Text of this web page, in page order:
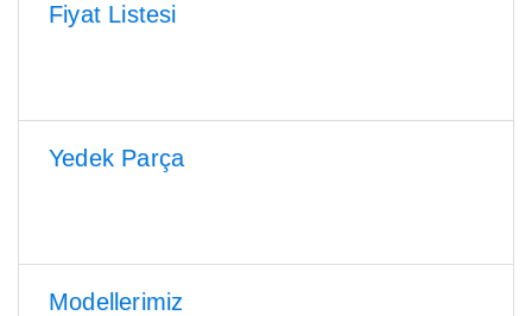
Fiyat Listesi
Yedek Parça
Modellerimiz